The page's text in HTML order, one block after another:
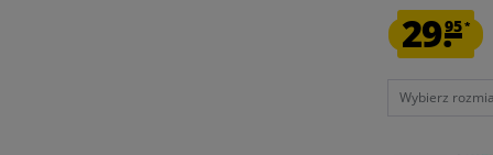
29.95*
Wybierz